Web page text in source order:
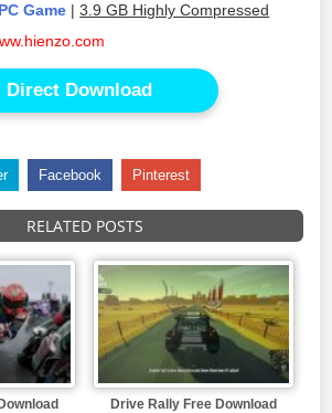
Game |3.9 GB Highly Compressed
Direct Download
Facebook Pinterest
RELATED POSTS
Drive Rally Free Download